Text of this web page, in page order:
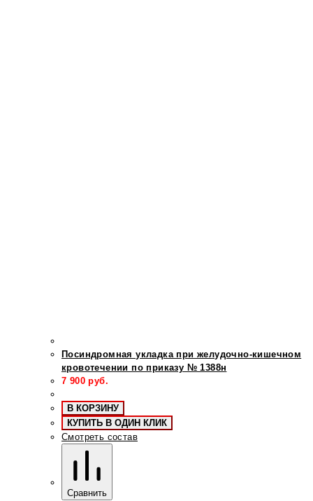
Посиндромная укладка при желудочно-кишечном
кровотечении по приказу № 1388н
7 900 руб.
В КОРЗИНУ
КУПИТЬ В ОДИН КЛИК
Смотреть состав
Сравнить